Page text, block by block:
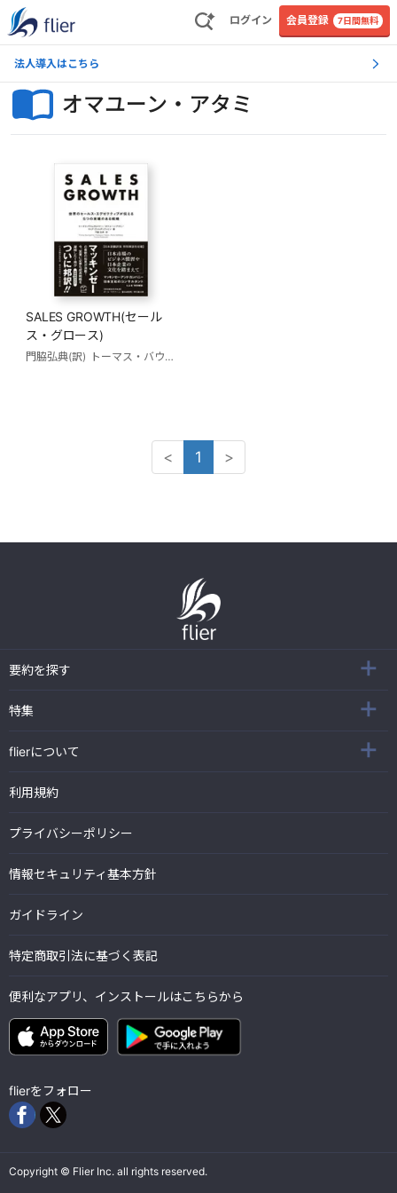
ログイン 会員登録 7日間無料
法人導入はこちら
オマユーン・アタミ
SALES GROWTH(セール
ス・グロース)
門脇弘典(訳) トーマス・バウムガルトナー
< 1 >
要約を探す
特集
flierについて
利用規約
プライバシーポリシー
情報セキュリティ基本方針
ガイドライン
特定商取引法に基づく表記
便利なアプリ、インストールはこちらから
flierをフォロー
Copyright © Flier Inc. all rights reserved.